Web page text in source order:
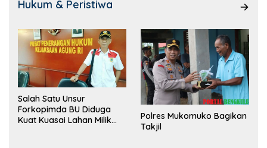
Hukum & Peristiwa
Salah Satu Unsur
Forkopimda BU Diduga
Kuat Kuasai Lahan Milik
Polres Mukomuko Bagikan
Takjil